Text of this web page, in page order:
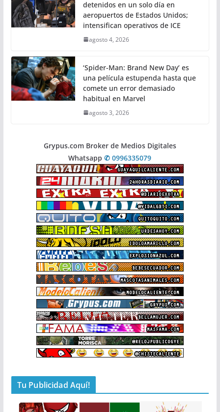
detenidos en un solo día en
aeropuertos de Estados Unidos;
intensifican operativos de ICE
agosto 4, 2026
‘Spider-Man: Brand New Day’ es
una película estupenda hasta que
comete un error demasiado
habitual en Marvel
agosto 3, 2026
Grypus.com Broker de Medios Digitales
Whatsapp✆ 0996335079
Tu Publicidad Aquí!